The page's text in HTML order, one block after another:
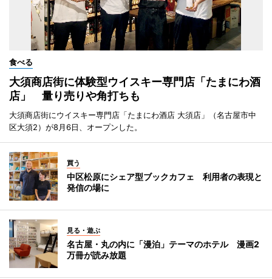
食べる
大須商店街に体験型ウイスキー専門店「たまにわ酒
店」 量り売りや角打ちも
大須商店街にウイスキー専門店「たまにわ酒店 大須店」（名古屋市中
区大須2）が8月6日、オープンした。
買う
中区松原にシェア型ブックカフェ 利用者の表現と
発信の場に
見る・遊ぶ
名古屋・丸の内に「漫泊」テーマのホテル 漫画2
万冊が読み放題